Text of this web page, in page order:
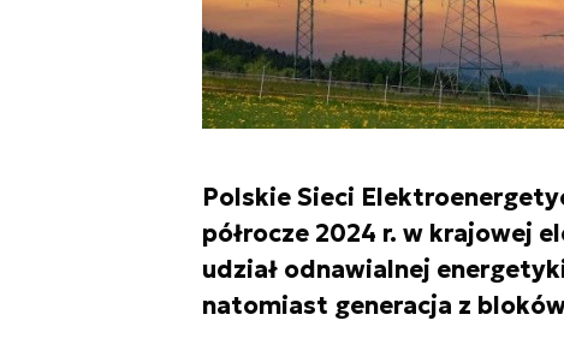
Polskie Sieci
półrocze 2024 r. w krajowej
udział odnawialnej
natomiast generacja z